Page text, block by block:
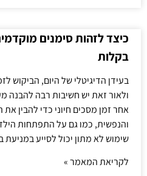
כיצד לזהות סימנים
בקלות
בעידן הדיגיטלי של היום, הביקוש
ולאור זאת יש חשיבות רבה
אחר זמן מסכים חיוני כדי להבין
והנפשית, כמו גם על התפתחות
שימוש לא מתון יכול לסייע במניעת
לקריאת המאמר »